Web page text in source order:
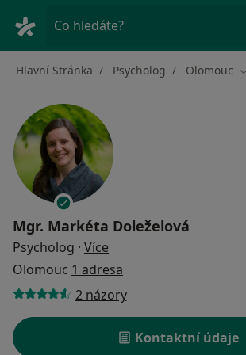
Co hledáte?
Hlavní Stránka Psycholog Olomouc
Mgr. Markéta Doleželová
Psycholog · Více
Olomouc 1 adresa
2 názory
Kontaktní údaje